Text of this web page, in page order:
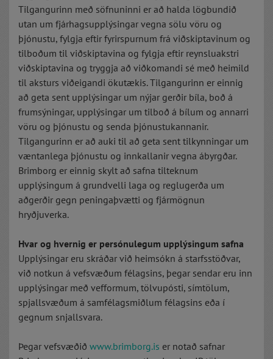
Tilgangurinn með söfnuninni er að halda lögbundið
utan um fjárhagsupplýsingar vegna sölu vöru og
þjónustu, fylgja eftir fyrirspurnum frá viðskiptavinum og
tilboðum til viðskiptavina og fylgja eftir reynsluakstri
viðskiptavina og tryggja að viðkomandi sé með heimild
til aksturs viðeigandi ökutækis. Tilgangurinn er einnig
að geta sent upplýsingar um nýjar gerðir bíla, boð á
frumsýningar, upplýsingar um tilboð á bílum og annarri
vöru og þjónustu og senda þjónustukannanir.
Tilgangurinn er að auki til að geta sent tilkynningar um
væntanlega þjónustu og innkallanir vegna ábyrgðar.
Brimborg er einnig skylt að safna tilteknum
upplýsingum á grundvelli laga og reglugerða um
aðgerðir gegn peningaþvætti og fjármögnun
hryðjuverka.
Hvar og hvernig er persónulegum upplýsingum safna
Upplýsingar eru skráðar við heimsókn á starfsstöðvar,
við notkun á vefsvæðum félagsins, þegar sendar eru inn
upplýsingar með vefformum, tölvupósti, símtölum,
spjallsvæðum á samfélagsmiðlum félagsins eða í
gegnum snjallsvara.
Þegar vefsvæðið www.brimborg.is er notað safnar